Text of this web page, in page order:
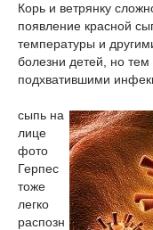
Корь и ветрянку
появление красной
температуры и
болезни детей, но
подхватившими
сыпь на
лице
фото
Герпес
тоже
легко
распозн